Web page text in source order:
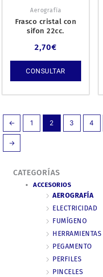
CATEGORÍAS
ACCESORIOS
AEROGRAFÍA
ELECTRICIDAD
FUMÍGENO
HERRAMIENTAS
PEGAMENTO
PERFILES
PINCELES
Aerografía
Frasco cristal con
sifon 22cc.
2,70€
CONSULTAR
← 1 2 3 4
→